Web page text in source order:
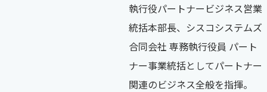
執行役パートナービジネス営業
統括本部長、シスコシステムズ
合同会社 専務執行役員 パート
ナー事業統括としてパートナー
関連のビジネス全般を指揮。